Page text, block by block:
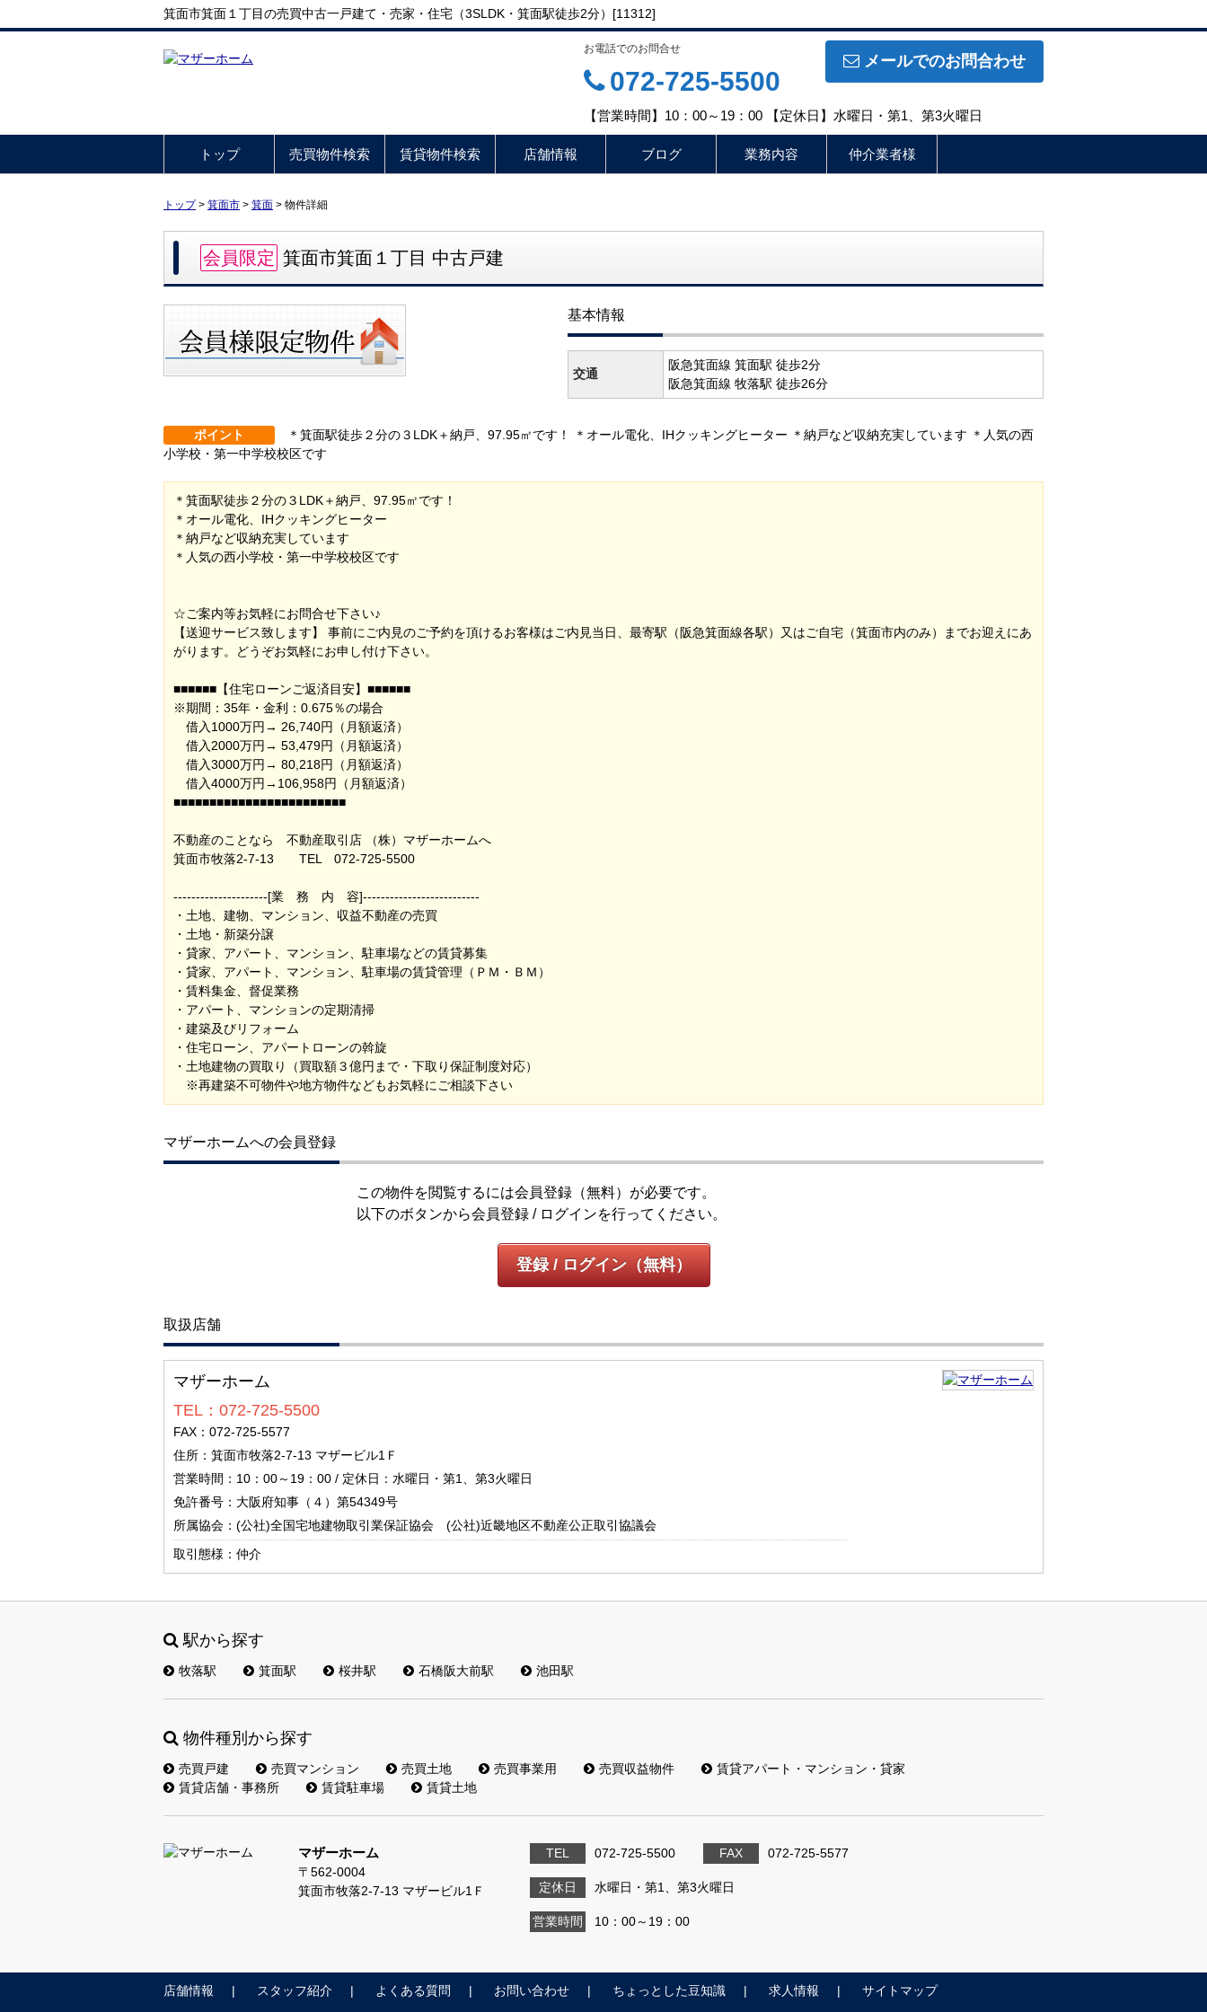
箕面市箕面１丁目の売買中古一戸建て・売家・住宅（3SLDK・箕面駅徒歩2分）[11312]
メールでのお問合わせ
お電話でのお問合せ
072-725-5500
【営業時間】10：00～19：00 【定休日】水曜日・第1、第3火曜日
トップ 売買物件検索 賃貸物件検索 店舗情報 ブログ 業務内容 仲介業者様
トップ> 箕面市 > 箕面 > 物件詳細
会員限定 箕面市箕面１丁目 中古戸建
基本情報
交通
阪急箕面線 箕面駅 徒歩2分
阪急箕面線 牧落駅 徒歩26分
ポイント
＊箕面駅徒歩２分の３LDK＋納戸、97.95㎡です！ ＊オール電化、IHクッキングヒーター ＊納戸など収納充実しています ＊人気の西
小学校・第一中学校校区です
＊箕面駅徒歩２分の３LDK＋納戸、97.95㎡です！
＊オール電化、IHクッキングヒーター
＊納戸など収納充実しています
＊人気の西小学校・第一中学校校区です
☆ご案内等お気軽にお問合せ下さい♪
【送迎サービス致します】 事前にご内見のご予約を頂けるお客様はご内見当日、最寄駅（阪急箕面線各駅）又はご自宅（箕面市内のみ）までお迎えにあ
がります。どうぞお気軽にお申し付け下さい。
■■■■■■【住宅ローンご返済目安】■■■■■■
※期間：35年・金利：0.675％の場合
借入1000万円→ 26,740円（月額返済）
借入2000万円→ 53,479円（月額返済）
借入3000万円→ 80,218円（月額返済）
借入4000万円→106,958円（月額返済）
■■■■■■■■■■■■■■■■■■■■■■■■
不動産のことなら 不動産取引店 （株）マザーホームへ
箕面市牧落2-7-13 TEL 072-725-5500
---------------------[業 務 内 容]--------------------------
・土地、建物、マンション、収益不動産の売買
・土地・新築分譲
・貸家、アパート、マンション、駐車場などの賃貸募集
・貸家、アパート、マンション、駐車場の賃貸管理（ＰＭ・ＢＭ）
・賃料集金、督促業務
・アパート、マンションの定期清掃
・建築及びリフォーム
・住宅ローン、アパートローンの斡旋
・土地建物の買取り（買取額３億円まで・下取り保証制度対応）
※再建築不可物件や地方物件などもお気軽にご相談下さい
マザーホームへの会員登録
この物件を閲覧するには会員登録（無料）が必要です。
以下のボタンから会員登録 / ログインを行ってください。
登録 / ログイン（無料）
取扱店舗
マザーホーム
TEL：072-725-5500
FAX：072-725-5577
住所：箕面市牧落2-7-13 マザービル1Ｆ
営業時間：10：00～19：00 / 定休日：水曜日・第1、第3火曜日
免許番号：大阪府知事（４）第54349号
所属協会：(公社)全国宅地建物取引業保証協会 (公社)近畿地区不動産公正取引協議会
取引態様：仲介
駅から探す
牧落駅 箕面駅 桜井駅 石橋阪大前駅 池田駅
物件種別から探す
売買戸建 売買マンション 売買土地 売買事業用 売買収益物件
賃貸アパート・マンション・貸家
賃貸店舗・事務所
賃貸駐車場 賃貸土地
マザーホーム
〒562-0004
箕面市牧落2-7-13 マザービル1Ｆ
TEL 072-725-5500 FAX 072-725-5577
定休日 水曜日・第1、第3火曜日
営業時間 10：00～19：00
店舗情報 スタッフ紹介 よくある質問 お問い合わせ ちょっとした豆知識 求人情報 サイトマップ